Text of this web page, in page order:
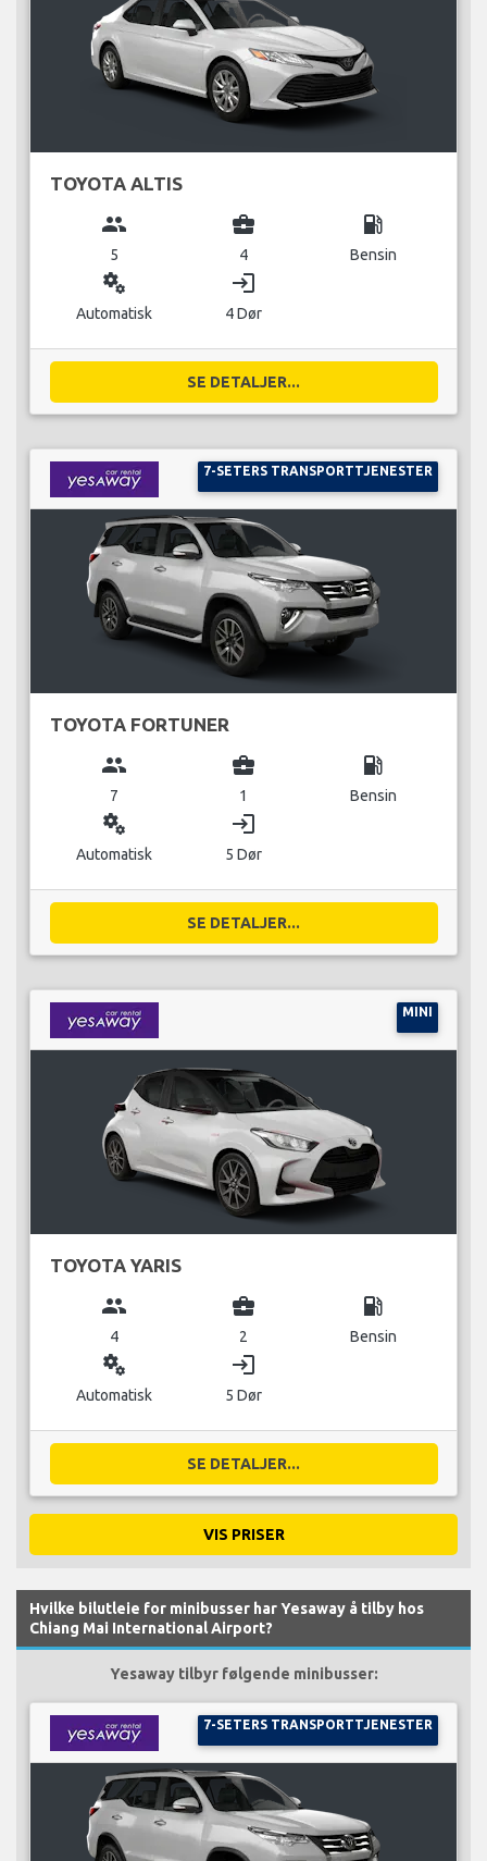
TOYOTA ALTIS
group
5
business_center
4
local_gas_station
Bensin
miscellaneous_services
Automatisk
login
4 Dør
SE DETALJER...
7-SETERS TRANSPORTTJENESTER
TOYOTA FORTUNER
group
7
business_center
1
local_gas_station
Bensin
miscellaneous_services
Automatisk
login
5 Dør
SE DETALJER...
MINI
TOYOTA YARIS
group
4
business_center
2
local_gas_station
Bensin
miscellaneous_services
Automatisk
login
5 Dør
SE DETALJER...
VIS PRISER
Hvilke bilutleie for minibusser har Yesaway å tilby hos
Chiang Mai International Airport?
Yesaway tilbyr følgende minibusser:
7-SETERS TRANSPORTTJENESTER